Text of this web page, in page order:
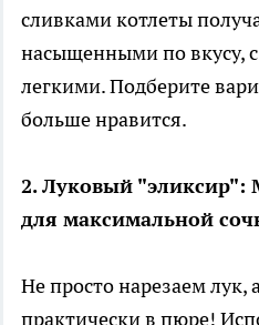
сливками котлеты
насыщенными по вкусу,
легкими. Подберите
больше нравится.
2. Луковый "эликсир":
для максимальной
Не просто нарезаем лук,
практически в пюре!